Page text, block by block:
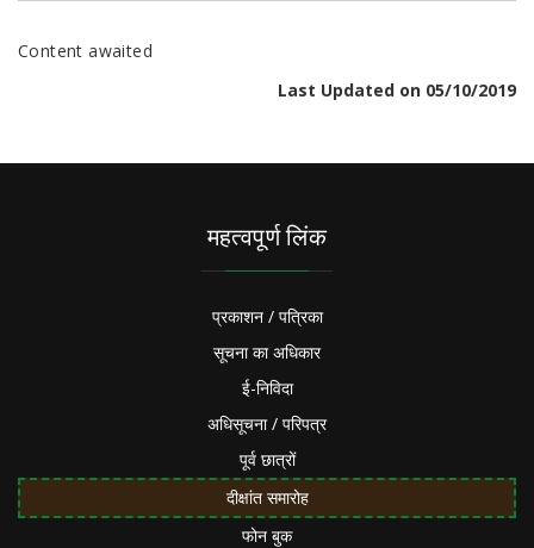
Content awaited
Last Updated on 05/10/2019
महत्वपूर्ण लिंक
प्रकाशन / पत्रिका
सूचना का अधिकार
ई-निविदा
अधिसूचना / परिपत्र
पूर्व छात्रों
दीक्षांत समारोह
फोन बुक